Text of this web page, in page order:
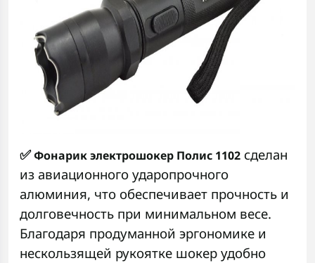
✅ Фонарик электрошокер Полис 1102 сделан
из авиационного ударопрочного
алюминия, что обеспечивает прочность и
долговечность при минимальном весе.
Благодаря продуманной эргономике и
нескользящей рукоятке шокер удобно